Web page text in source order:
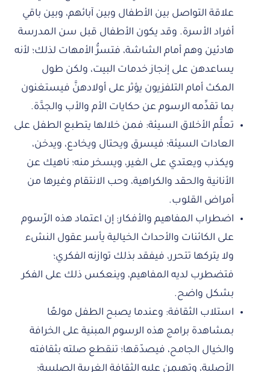
علاقة التواصل بين الأطفال وبين آبائهم، وبين باقي
أفراد الأسرة. وقد يكون الأطفال قبل سن المدرسة
هادئين وهم أمام الشاشة، فتسرُّ الأمهات لذلك؛ لأنه
يساعدهن على إنجاز خدمات البيت، ولكن طول
المكث أمام التلفزيون يؤثر على أولادهنَّ فيستغنون
بما تقدِّمه الرسوم عن حكايات الأم والأب والجدَّة.
تعلُّم الأخلاق السيئة: فمن خلالها يتطبع الطفل على
العادات السيئة؛ فيسرق ويحتال ويخادع، ويدخن،
ويكذب ويعتدي على الغير، ويسخر منه؛ ناهيك عن
الأنانية والحقد والكراهية، وحب الانتقام وغيرها من
أمراض القلوب.
اضطراب المفاهيم والأفكار: إن اعتماد هذه الرّسوم
على الكائنات والأحداث الخيالية يأسر عقول النشء
ولا يتركها تتحرر، فيفقد بذلك توازنه الفكري؛
فتضطرب لديه المفاهيم، وينعكس ذلك على الفكر
بشكل واضح.
استلاب الثقافة: وعندما يصبح الطفل مولعًا
بمشاهدة برامج هذه الرسوم المبنية على الخرافة
والخيال الجامح، فيصدّقها؛ تنقطع صلته بثقافته
الأصلية، وتهيمن عليه الثقافة الغربية الصليبية؛